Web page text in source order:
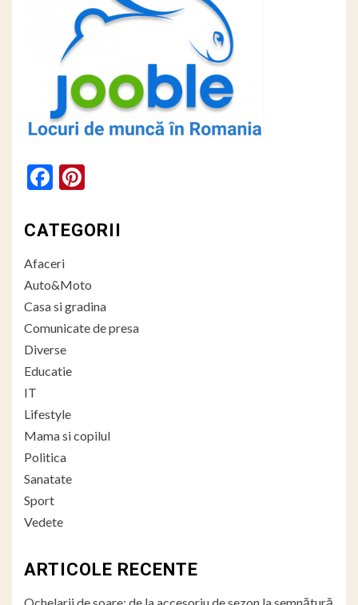
Facebook
CATEGORII
Afaceri
Auto&Moto
Casa si gradina
Comunicate de presa
Diverse
Educatie
IT
Lifestyle
Mama si copilul
Politica
Sanatate
Sport
Vedete
ARTICOLE RECENTE
Ochelarii de soare: de la accesoriu de sezon la semnătură